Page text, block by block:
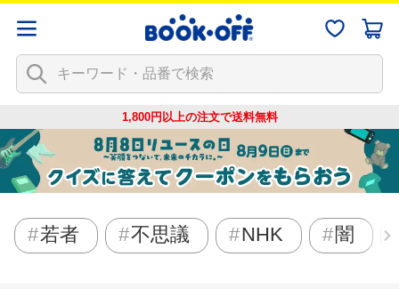
1,800円以上の注文で送料無料
若者 不思議 NHK 闇